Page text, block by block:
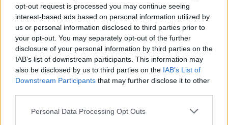
opt-out request is processed you may continue seeing
interest-based ads based on personal information utilized by
us or personal information disclosed to third parties prior to
your opt-out. You may separately opt-out of the further
disclosure of your personal information by third parties on the
IAB’s list of downstream participants. This information may
also be disclosed by us to third parties on the IAB’s List of
Downstream Participants that may further disclose it to other
Please note that this website/app uses one or more Google
Personal Data Processing Opt Outs
Δεν σκέφτεται καριέρα ως διευθύντρια
θέση στην τηλεόραση, παρά τις σχετικές προτάσεις